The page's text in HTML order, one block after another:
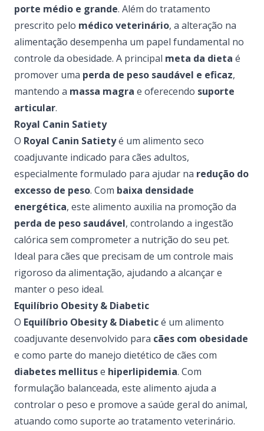
porte médio e grande. Além do tratamento
prescrito pelo médico veterinário, a alteração na
alimentação desempenha um papel fundamental no
controle da obesidade. A principal meta da dieta é
promover uma perda de peso saudável e eficaz,
mantendo a massa magra e oferecendo suporte
articular.
Royal Canin Satiety
O Royal Canin Satietyé um alimento seco
coadjuvante indicado para cães adultos,
especialmente formulado para ajudar na redução do
excesso de peso. Com baixa densidade
energética, este alimento auxilia na promoção da
perda de peso saudável, controlando a ingestão
calórica sem comprometer a nutrição do seu pet.
Ideal para cães que precisam de um controle mais
rigoroso da alimentação, ajudando a alcançar e
manter o peso ideal.
Equilíbrio Obesity & Diabetic
O Equilíbrio Obesity & Diabeticé um alimento
coadjuvante desenvolvido para cães com obesidade
e como parte do manejo dietético de cães com
diabetes mellituse hiperlipidemia. Com
formulação balanceada, este alimento ajuda a
controlar o peso e promove a saúde geral do animal,
atuando como suporte ao tratamento veterinário.